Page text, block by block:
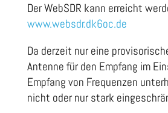
Der WebSDR kann erreicht
www.websdr.dk6oc.de
Da derzeit nur eine
Antenne für den Empfang im
Empfang von Frequenzen
nicht oder nur stark